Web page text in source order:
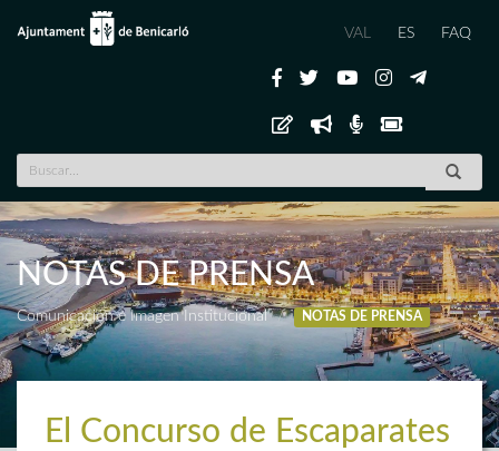
VAL ES FAQ
NOTAS DE PRENSA
Comunicación e Imagen Institucional NOTAS DE PRENSA
El Concurso de Escaparates